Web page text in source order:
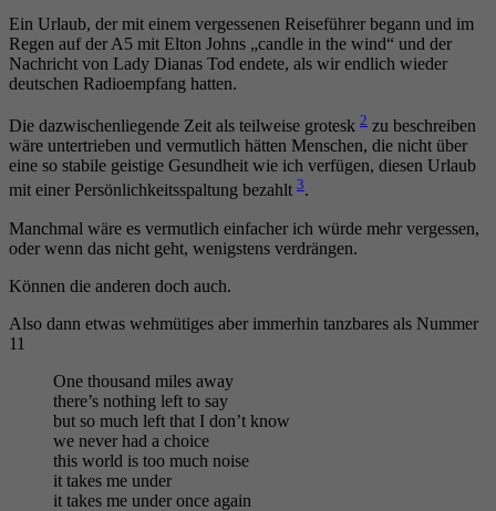
Ein Urlaub, der mit einem vergessenen Reiseführer begann und im
Regen auf der A5 mit Elton Johns „candle in the wind“ und der
Nachricht von Lady Dianas Tod endete, als wir endlich wieder
deutschen Radioempfang hatten.
Die dazwischenliegende Zeit als teilweise grotesk 2 zu beschreiben
wäre untertrieben und vermutlich hätten Menschen, die nicht über
eine so stabile geistige Gesundheit wie ich verfügen, diesen Urlaub
mit einer Persönlichkeitsspaltung bezahlt 3.
Manchmal wäre es vermutlich einfacher ich würde mehr vergessen,
oder wenn das nicht geht, wenigstens verdrängen.
Können die anderen doch auch.
Also dann etwas wehmütiges aber immerhin tanzbares als Nummer
11
One thousand miles away
there’s nothing left to say
but so much left that I don’t know
we never had a choice
this world is too much noise
it takes me under
it takes me under once again